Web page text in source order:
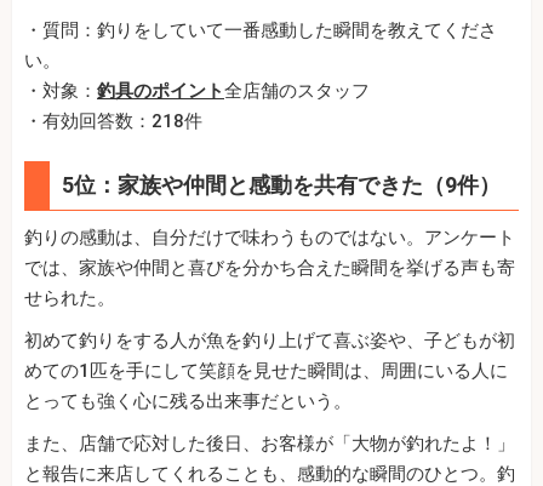
・質問：釣りをしていて一番感動した瞬間を教えてくださ
い。
・対象： 釣具のポイント全店舗のスタッフ
・有効回答数：218件
5位：家族や仲間と感動を共有できた（9件）
釣りの感動は、自分だけで味わうものではない。アンケート
では、家族や仲間と喜びを分かち合えた瞬間を挙げる声も寄
せられた。
初めて釣りをする人が魚を釣り上げて喜ぶ姿や、子どもが初
めての1匹を手にして笑顔を見せた瞬間は、周囲にいる人に
とっても強く心に残る出来事だという。
また、店舗で応対した後日、お客様が「大物が釣れたよ！」
と報告に来店してくれることも、感動的な瞬間のひとつ。釣